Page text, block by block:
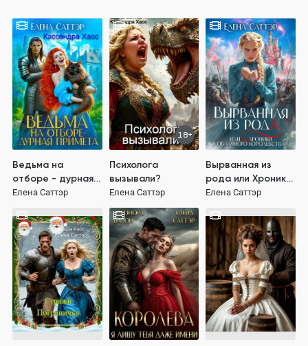
Ведьма на
отборе - дурная
примета
Елена Саттэр
18+
Психолога
вызывали?
Елена Саттэр
Вырванная из
рода или Хроники
Облачного
Елена Саттэр